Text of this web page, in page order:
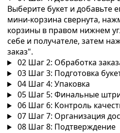
Выберите букет и добавьте
мини-корзина свернута,
корзины в правом нижнем
себе и получателе, затем
заказ".
02 Шаг 2: Обработка
03 Шаг 3: Подготовка
04 Шаг 4: Упаковка
05 Шаг 5: Финальные
06 Шаг 6: Контроль
07 Шаг 7: Организация
08 Шаг 8: Подтверждение